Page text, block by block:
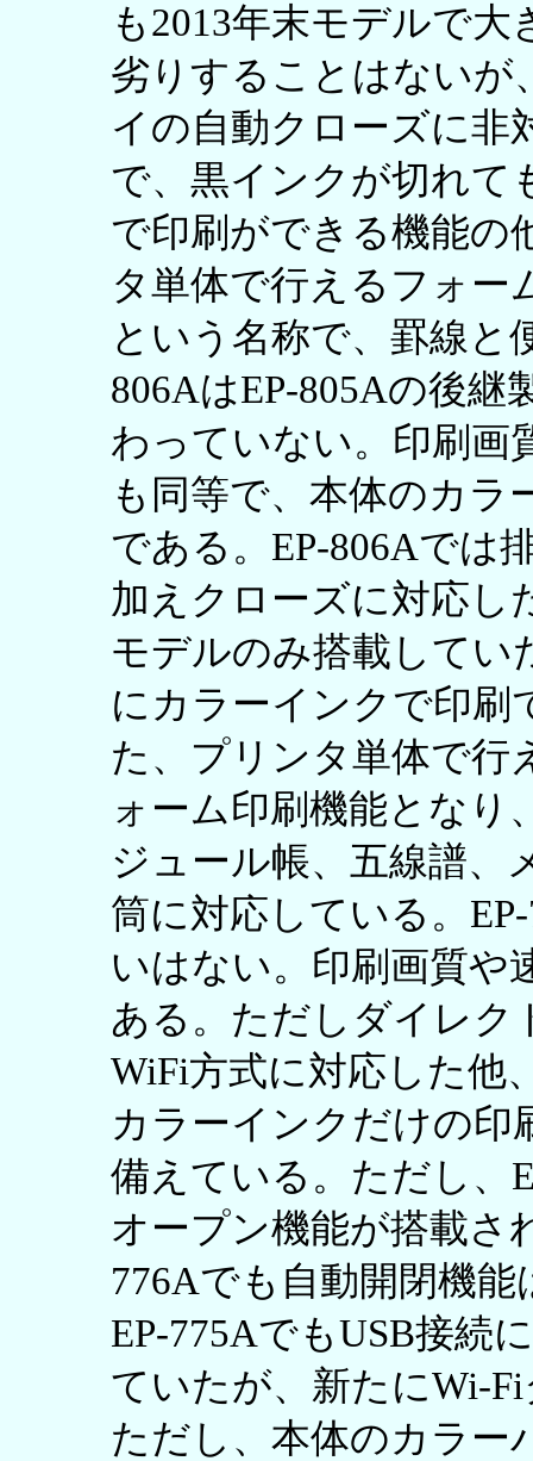
も2013年末モデルで
劣りすることはないが
イの自動クローズに非
で、黒インクが切れて
で印刷ができる機能の
タ単体で行えるフォー
という名称で、罫線と
806AはEP-805Aの後継
わっていない。印刷画
も同等で、本体のカラ
である。EP-806Aでは
加えクローズに対応し
モデルのみ搭載してい
にカラーインクで印刷
た、プリンタ単体で行
ォーム印刷機能となり
ジュール帳、五線譜、
筒に対応している。
いはない。印刷画質や
ある。ただしダイレク
WiFi方式に対応した他
カラーインクだけの印
備えている。ただし、
オープン機能が搭載さ
776Aでも自動開閉機
EP-775AでもUSB接続
ていたが、新たにWi-
ただし、本体のカラー